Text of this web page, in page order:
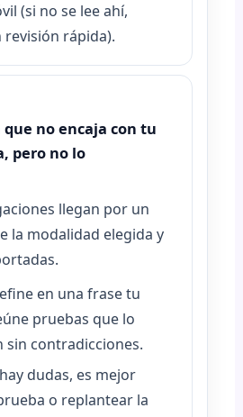
(si no se lee ahí,
rápida).
no encaja con tu
pero no lo
llegan por un
la modalidad elegida y
en una frase tu
pruebas que lo
sin contradicciones.
dudas, es mejor
o replantear la